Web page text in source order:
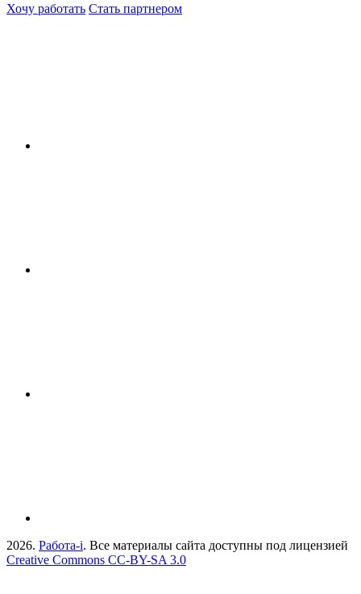
Хочу работать Стать партнером
2026. Работа-i. Все материалы сайта доступны под лицензией
Creative Commons СС-BY-SA 3.0